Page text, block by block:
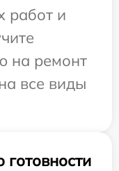
работ и
на ремонт
все виды